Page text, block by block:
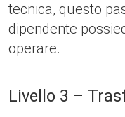
tecnica, questo
dipendente
operare.
Livello 3 –